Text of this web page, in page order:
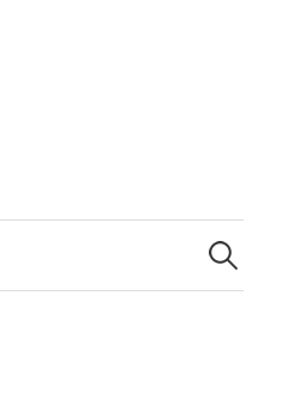
Search
for: